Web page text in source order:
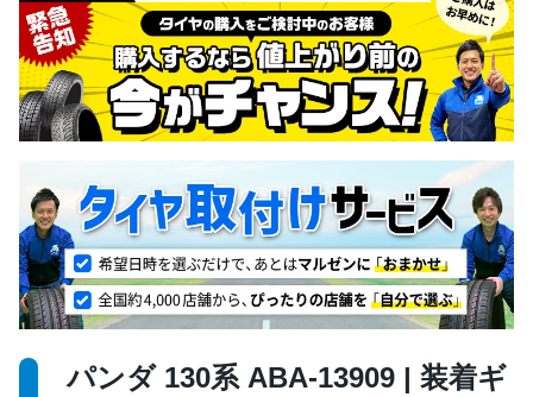
パンダ 130系 ABA-13909 | 装着ギ